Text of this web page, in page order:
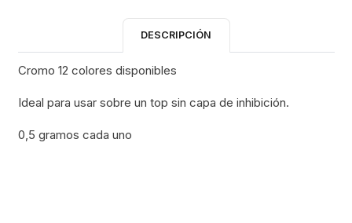
DESCRIPCIÓN
Cromo 12 colores disponibles
Ideal para usar sobre un top sin capa de inhibición.
0,5 gramos cada uno